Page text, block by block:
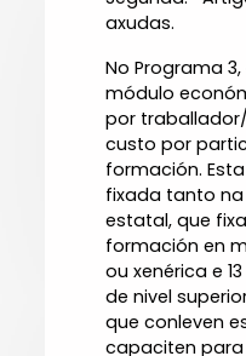
axudas.
No Programa
módulo
por
custo por
formación.
fixada tanto
estatal, que
formación en
ou xenérica e
de nivel
que conleven
capaciten